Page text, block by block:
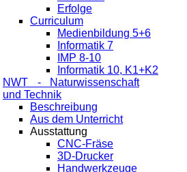
Erfolge
Curriculum
Medienbildung 5+6
Informatik 7
IMP 8-10
Informatik 10, K1+K2
NWT - Naturwissenschaft
und Technik
Beschreibung
Aus dem Unterricht
Ausstattung
CNC-Fräse
3D-Drucker
Handwerkzeuge